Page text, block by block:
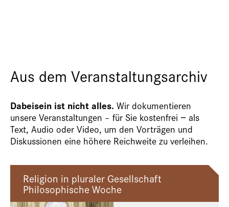
Aus dem Veranstaltungsarchiv
Dabeisein ist nicht alles. Wir dokumentieren
unsere Veranstaltungen – für Sie kostenfrei − als
Text, Audio oder Video, um den Vorträgen und
Diskussionen eine höhere Reichweite zu verleihen.
Religion in pluraler Gesellschaft
Philosophische Woche